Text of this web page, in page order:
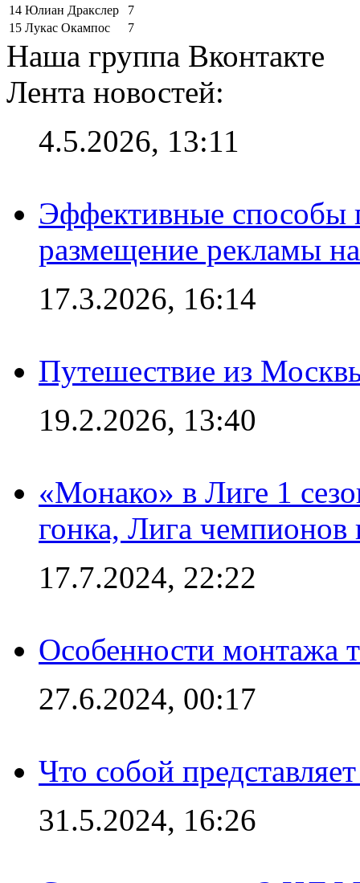
14 Юлиан Дракслер
7
15 Лукас Окампос 7
Наша группа Вконтакте
Лента новостей:
4.5.2026, 13:11
Эффективные способы
размещение рекламы
17.3.2026, 16:14
Путешествие из
19.2.2026, 13:40
«Монако» в Лиге 1
гонка, Лига чемпионов
17.7.2024, 22:22
Особенности монтажа
27.6.2024, 00:17
Что собой
31.5.2024, 16:26